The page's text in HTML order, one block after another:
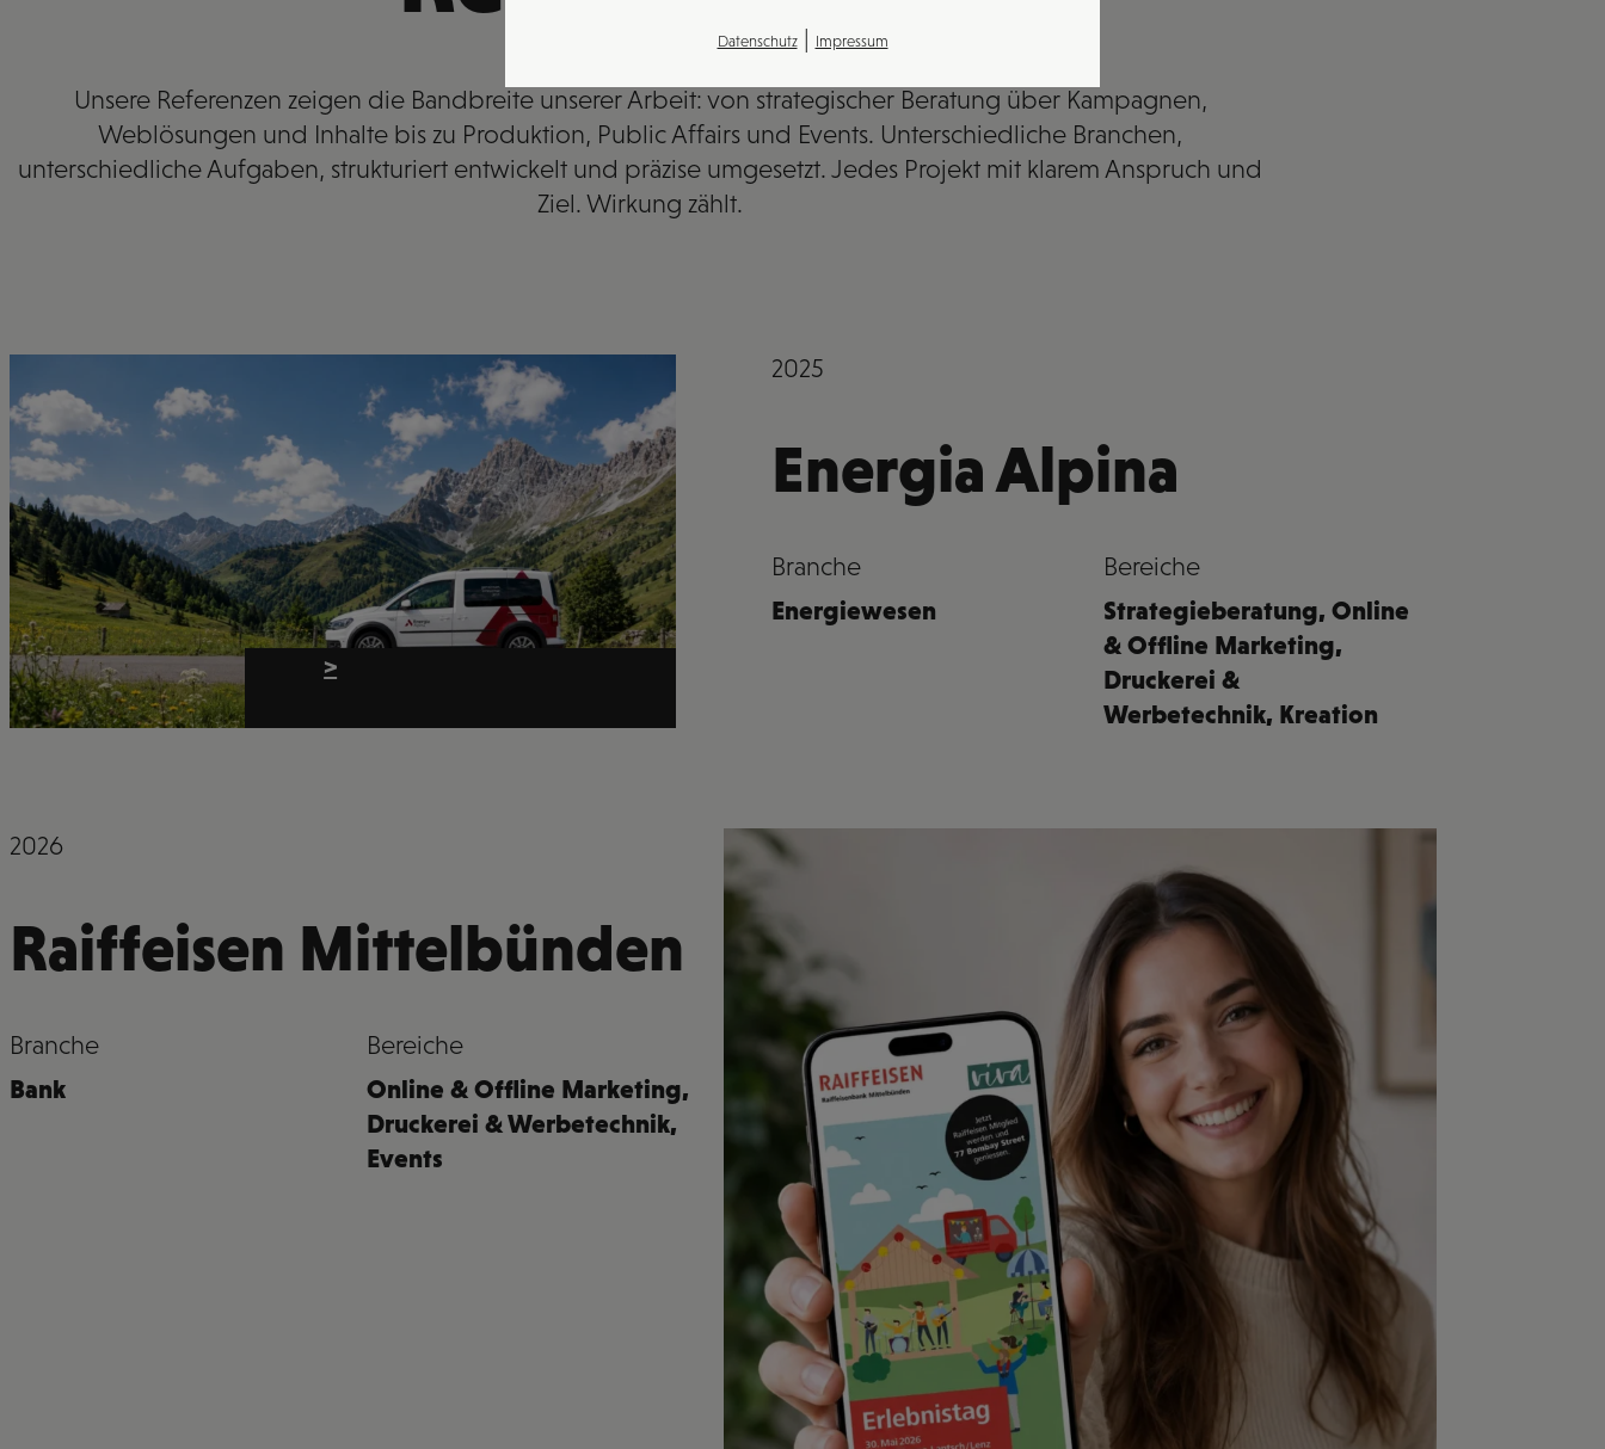
Unsere Referenzen zeigen die Bandbreite unserer Arbeit: von strategischer Beratung über Kampagnen,
Weblösungen und Inhalte bis zu Produktion, Public Affairs und Events. Unterschiedliche Branchen,
unterschiedliche Aufgaben, strukturiert entwickelt und präzise umgesetzt. Jedes Projekt mit klarem Anspruch und
Ziel. Wirkung zählt.
>
2025
Energia Alpina
Branche
Energiewesen
Bereiche
Strategieberatung,Online
& Offline Marketing,
Druckerei &
Werbetechnik, Kreation
2026
Raiffeisen Mittelbünden
Branche
Bank
Bereiche
Online & Offline Marketing,
Druckerei & Werbetechnik,
Events
Datenschutz| Impressum